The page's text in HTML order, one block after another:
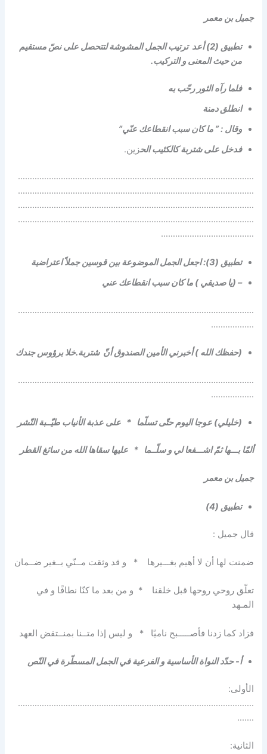
جميل بن معمر
تطبيق (2) أعد ترتيب الجمل المشوشة لتتحصل على نصّ مستقيم
من حيث المعنى و التركيب.
فلما رآه الثور رحّب به
انطلق دمنة
وقال : ” ما كان سبب انقطاعك عنّي”
فدخل على شتربة كالكئيب الحزين.
………………………………………………………………………………………
………………………………………………………………………………………
………………………………………………………………………………………
………………………………………………………………………………………
…………………………………
تطبيق (3): اجعل الجمل الموضوعة بين قوسين جملاً اعتراضية
– (يا صديقي ) ما كان سبب انقطاعك عني
………………………………………………………………………………………
………………
(حفظك الله ) أخبرني الأمين الصندوق أنّ شتربة.خلا برؤوس جندك
………………………………………………………………………………………
………………
(خليلي) عوجا اليوم حتّى تسلّما * على عذبة الأنياب طيّــبة النّشر
ألمّا بـــها ثمّ اشـــفعا لي و سلّــما * عليها سقاها الله من سائغ القطر
جميل بن معمر
تطبيق (4)
قال جميل :
ضمنت لها أن لا أهيم بغـــيرها * و قد وثقت مــنّي بــغير ضــمان
تعلّق روحي روحها قبل خلقنا * و من بعد ما كنّا نطافًا و في
المـهد
فزاد كما زدنا فأصـــــبح ناميًا * و ليس إذا متــنا بمنــتقض العهد
أ- حدّد النواة الأساسية و الفرعية في الجمل المسطّرة في النّص
الأولى:
………………………………………………………………………………………
…….
الثانية: